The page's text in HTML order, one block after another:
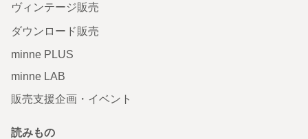
ヴィンテージ販売
ダウンロード販売
minne PLUS
minne LAB
販売支援企画・イベント
読みもの